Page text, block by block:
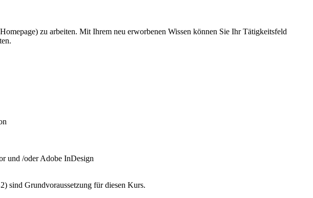
zu arbeiten. Mit Ihrem neu erworbenen Wissen können Sie Ihr Tätigkeitsfeld
und /oder Adobe InDesign
sind Grundvoraussetzung für diesen Kurs.